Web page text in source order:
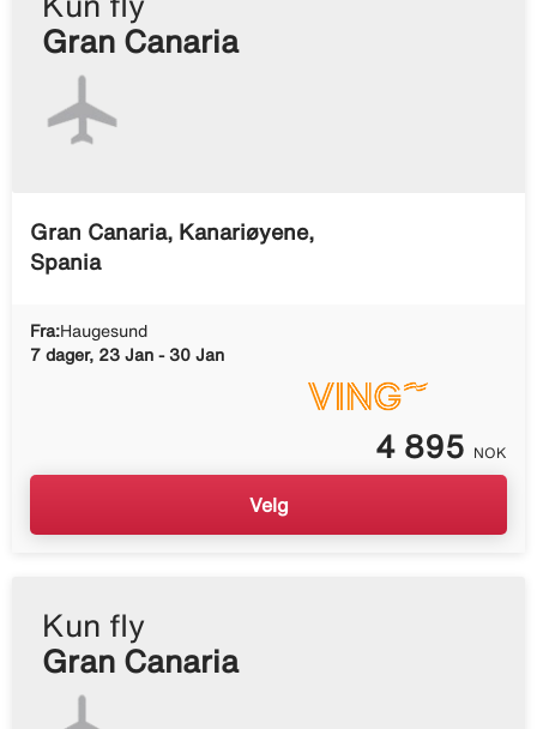
Gran Canaria
Gran Canaria, Kanariøyene,
Spania
Fra:Haugesund
7 dager, 23 Jan - 30 Jan
4 895 NOK
Velg
Kun fly
Gran Canaria